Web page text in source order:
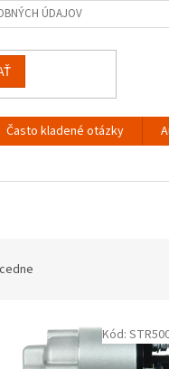
ÚDAJOV
Často kladené otázky
Kód: